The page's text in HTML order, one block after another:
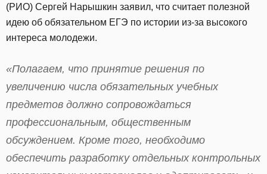
(РИО) Сергей Нарышкин заявил, что считает полезной
идею об обязательном ЕГЭ по истории из-за высокого
интереса молодежи.
«Полагаем, что принятие решения по
увеличению числа обязательных учебных
предметов должно сопровождаться
профессиональным, общественным
обсуждением. Кроме того, необходимо
обеспечить разработку отдельных контрольных